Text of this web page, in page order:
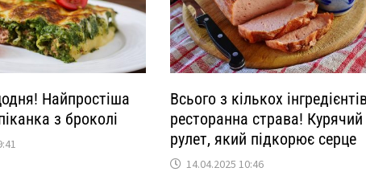
Найпростіша
з броколі
Всього з кількох
ресторанна страва! Курячий
рулет, який підкорює серце
14.04.2025 10:46